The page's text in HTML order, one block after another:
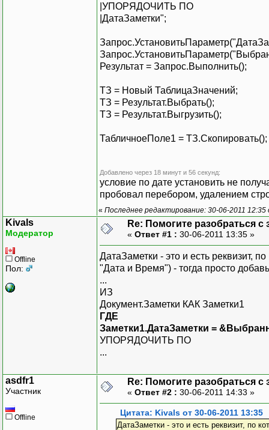
|УПОРЯДОЧИТЬ ПО
|ДатаЗаметки";
Результат = Запрос.Выполнить();
ТЗ = Новый ТаблицаЗначений;
ТЗ = Результат.Выбрать();
ТЗ = Результат.Выгрузить();
ТабличноеПоле1 = ТЗ.Скопировать();
Добавлено через 18 минут и 56 секунд:
условие по дате установить не
пробовал перебором, удалением
« Последнее редактирование: 30-06-2011 12:35
Kivals
Модератор
Offline
Пол:
Re: Помогите разобраться с
« Ответ #1 : 30-06-2011 13:35 »
ДатаЗаметки - это и есть реквизит,
"Дата и Время") - тогда просто
...
ИЗ
Документ.Заметки КАК Заметки1
ГДЕ
Заметки1.ДатаЗаметки =
УПОРЯДОЧИТЬ ПО
...
asdfr1
Участник
Offline
Re: Помогите разобраться с
« Ответ #2 : 30-06-2011 14:33 »
Цитата: Kivals от 30-06-2011 13:35
ДатаЗаметки - это и есть реквизит, по